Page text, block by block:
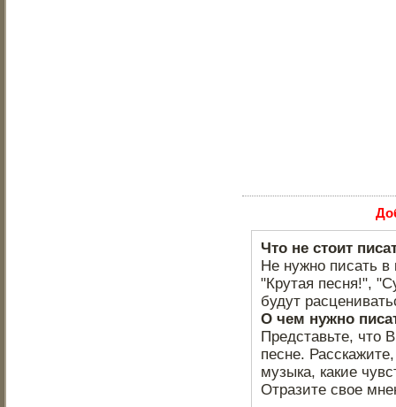
Что не стоит
Не нужно писать в
"Крутая песня!",
будут
О чем нужно
Представьте, что
песне.
музыка, какие
Отразите свое